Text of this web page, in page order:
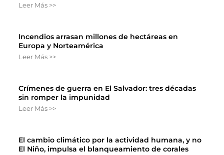
Leer Más >>
Incendios arrasan millones de hectáreas en
Europa y Norteamérica
Leer Más >>
Crímenes de guerra en El Salvador: tres décadas
sin romper la impunidad
Leer Más >>
El cambio climático por la actividad humana, y no
El Niño, impulsa el blanqueamiento de corales